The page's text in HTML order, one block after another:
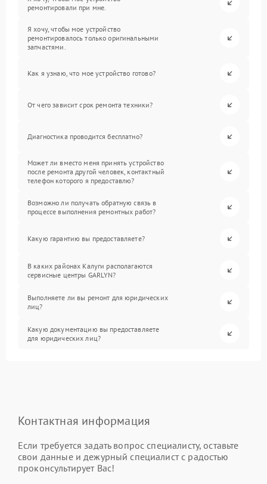
ремонтировали при мне.
Я хочу, чтобы мое устройство
ремонтировалось только оригинальными
запчастями.
Как я узнаю, что мое устройство готово?
От чего зависит срок ремонта техники?
Диагностика проводится бесплатно?
Может ли вместо меня принять устройство
после ремонта другой человек, контактный
телефон которого я предоставлю?
Возможно ли получать обратную связь в
процессе выполнения ремонтных работ?
Какую гарантию вы предоставляете?
В каких районах Калуги располагаются
сервисные центры GARLYN?
Выполняете ли вы ремонт для юридических
лиц?
Какую документацию вы предоставляете
для юридических лиц?
Контактная информация
Если требуется задать вопрос специалисту, оставьте
свои данные и дежурный специалист с радостью
проконсультирует Вас!